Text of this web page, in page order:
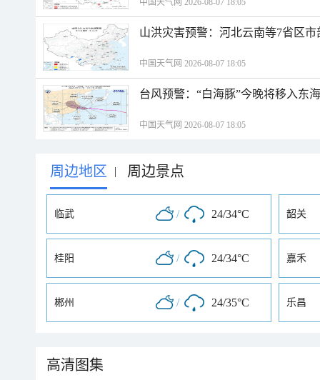
中国天气网 2026-08-07 18:05
山洪灾害预警：河北云南等7省区
中国天气网 2026-08-07 18:05
台风预警：“白海豚”今晚将移入东
中国天气网 2026-08-07 18:05
周边地区 | 周边景点
临武 / 24/34°C 韶关
桂阳 / 24/34°C 嘉禾
郴州 / 24/35°C 乐昌
高清图集